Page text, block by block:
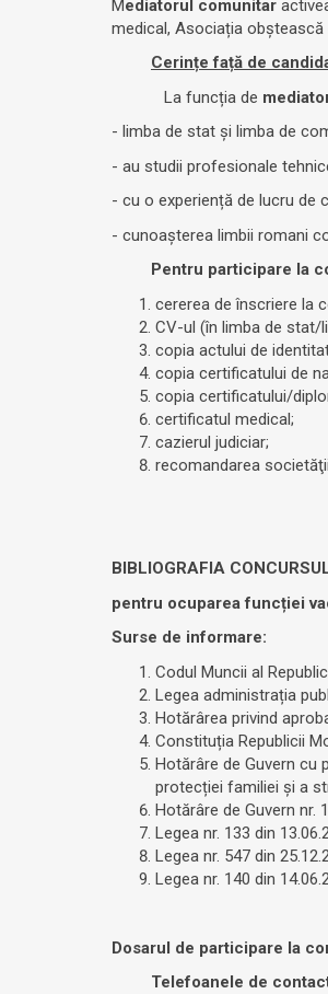
Mediatorul comunitar
medical, Asociația
Cerințe față de
La funcția de
- limba de stat și limba de
- au studii profesionale
- cu o experiență de lucru de
- cunoașterea limbii romani
Pentru participare la
cererea de înscriere la
CV-ul (în limba de stat/
copia actului de
copia certificatului de
copia certificatului/
certificatul medical;
cazierul judiciar;
recomandarea
BIBLIOGRAFIA
pentru ocuparea funcției
Surse de informare:
Codul Muncii al
Legea administrația
Hotărârea privind
Constituția Republicii
Hotărâre de Guvern cu
protecției familiei și a
Hotărâre de Guvern nr.
Legea nr. 133 din
Legea nr. 547 din
Legea nr. 140 din
Dosarul de participare la
Telefoanele de